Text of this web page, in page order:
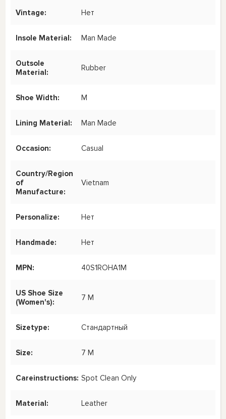
Vintage: Нет
Insole Material: Man Made
Outsole
Material:
Rubber
Shoe Width: M
Lining Material: Man Made
Occasion: Casual
Country/Region
of
Manufacture:
Vietnam
Personalize: Нет
Handmade: Нет
MPN: 40S1ROHA1M
US Shoe Size
(Women's):
7 M
Sizetype: Стандартный
Size: 7 M
Careinstructions: Spot Clean Only
Material: Leather